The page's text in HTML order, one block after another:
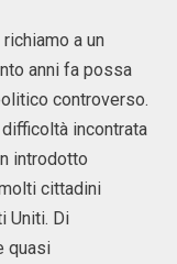
a un
anni fa possa
controverso.
incontrata
introdotto
cittadini
Uniti. Di
quasi